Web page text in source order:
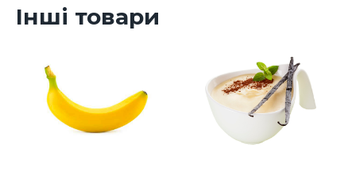
Інші товари